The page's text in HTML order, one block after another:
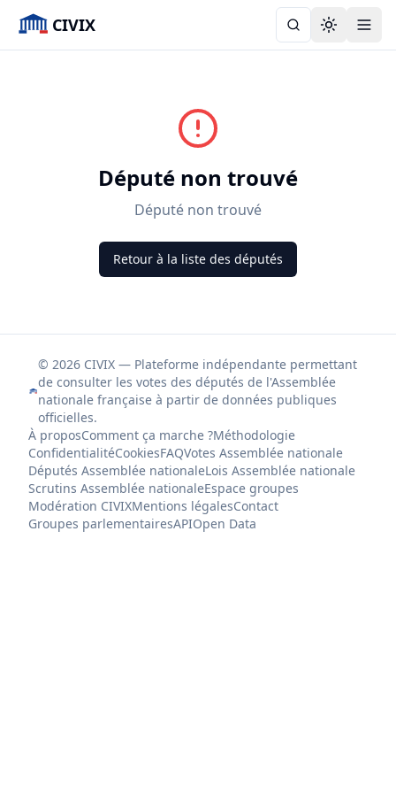
CIVIX Toggle
Député non trouvé
Député non trouvé
Retour à la liste des députés
© 2026 CIVIX — Plateforme indépendante permettant
de consulter les votes des députés de l'Assemblée
nationale française à partir de données publiques
officielles.
À proposComment ça marche ?Méthodologie
ConfidentialitéCookiesFAQVotes Assemblée nationale
Députés Assemblée nationaleLois Assemblée nationale
Scrutins Assemblée nationaleEspace groupes
Modération CIVIXMentions légalesContact
Groupes parlementairesAPIOpen Data